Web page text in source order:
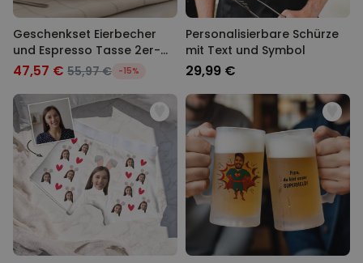
Geschenkset Eierbecher
und Espresso Tasse 2er-
Set
47,57 € 55,97 € -15%
Personalisierbare Schürze
mit Text und Symbol
29,99 €